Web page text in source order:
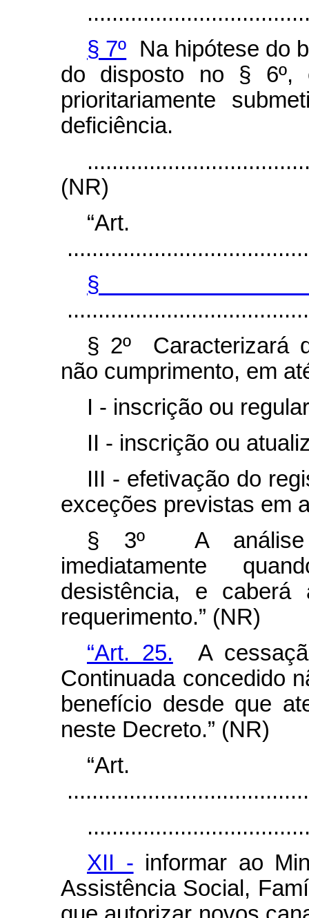
§ 7º Na hipótese do
do disposto no § 6º,
prioritariamente
deficiência.
(NR)
§
§ 2º Caracterizará
não cumprimento, em
I - inscrição ou
II - inscrição ou
III - efetivação do
exceções previstas em
§ 3º A análise
imediatamente
desistência, e caberá
requerimento.” (NR)
“Art. 25. A
Continuada concedido
benefício desde que
neste Decreto.” (NR)
XII - informar ao
Assistência Social,